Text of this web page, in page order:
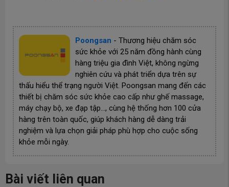
Poongsan - Thương hiệu chăm sóc
sức khỏe với 25 năm đồng hành cùng
hàng triệu gia đình Việt, không ngừng
nghiên cứu và phát triển dựa trên sự
thấu hiểu thể trạng người Việt. Poongsan mang đến các
thiết bị chăm sóc sức khỏe cao cấp như ghế massage,
máy chạy bộ, xe đạp tập…, cùng hệ thống hơn 100 cửa
hàng trên toàn quốc, giúp khách hàng dễ dàng trải
nghiệm và lựa chọn giải pháp phù hợp cho cuộc sống
khỏe mỗi ngày.
Bài viết liên quan